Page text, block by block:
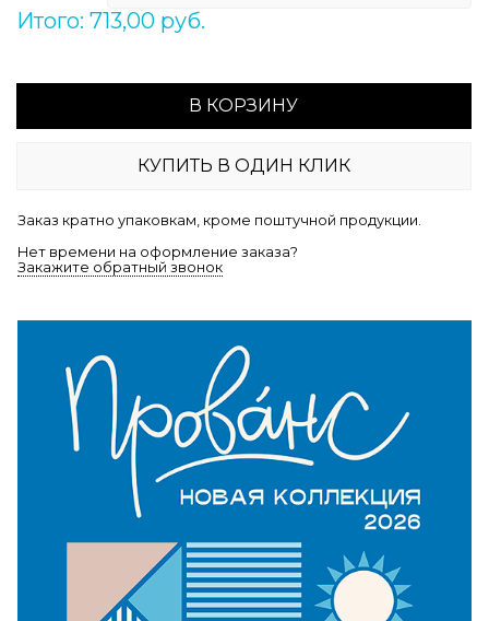
Итого: 713,00 руб.
В КОРЗИНУ
КУПИТЬ В ОДИН КЛИК
Заказ кратно упаковкам, кроме поштучной продукции.
Нет времени на оформление заказа?
Закажите обратный звонок